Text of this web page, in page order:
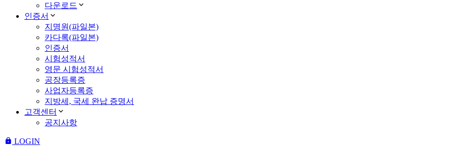
다운로드
인증서
지명원(파일본)
카다록(파일본)
인증서
시험성적서
영문 시험성적서
공장등록증
사업자등록증
지방세, 국세 완납 증명서
고객센터
공지사항
LOGIN